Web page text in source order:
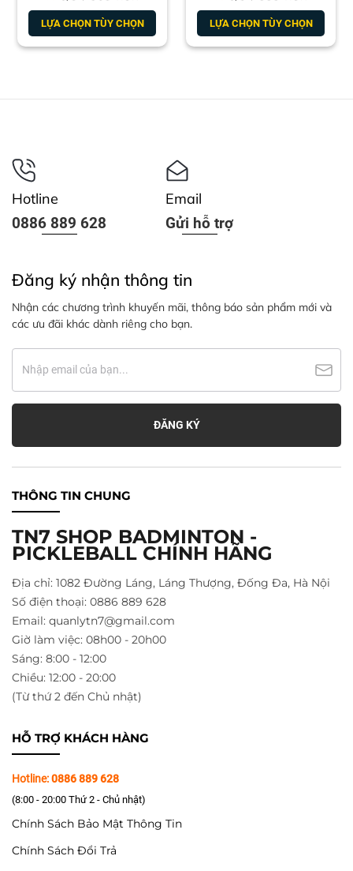
LỰA CHỌN TÙY CHỌN LỰA CHỌN TÙY CHỌN
Hotline
0886 889 628
Email
Gửi hỗ trợ
Đăng ký nhận thông tin
Nhận các chương trình khuyến mãi, thông báo sản phẩm mới và
các ưu đãi khác dành riêng cho bạn.
THÔNG TIN CHUNG
TN7 SHOP BADMINTON -
PICKLEBALL CHÍNH HÃNG
Địa chỉ: 1082 Đường Láng, Láng Thượng, Đống Đa, Hà Nội
Số điện thoại: 0886 889 628
Email: quanlytn7@gmail.com
Giờ làm việc: 08h00 - 20h00
Sáng: 8:00 - 12:00
Chiều: 12:00 - 20:00
(Từ thứ 2 đến Chủ nhật)
HỖ TRỢ KHÁCH HÀNG
Hotline:0886 889 628
(8:00 - 20:00 Thứ 2 - Chủ nhật)
Chính Sách Bảo Mật Thông Tin
Chính Sách Đổi Trả